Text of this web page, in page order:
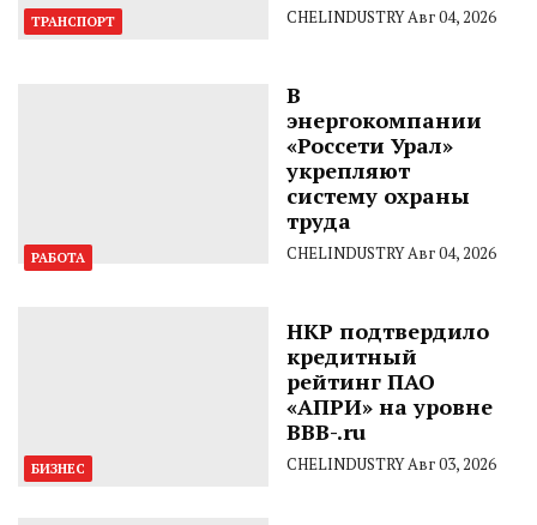
ТРАНСПОРТ CHELINDUSTRYАвг 04, 2026
РАБОТА
В
энергокомпании
«Россети Урал»
укрепляют
систему охраны
труда
CHELINDUSTRYАвг 04, 2026
БИЗНЕС
НКР подтвердило
кредитный
рейтинг ПАО
«АПРИ» на уровне
BBB-.ru
CHELINDUSTRYАвг 03, 2026